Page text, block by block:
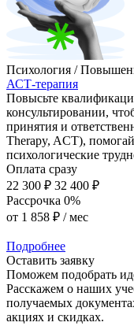
Психология /
АСТ-терапия
Повысьте
консультировании,
принятия и
Therapy, ACT),
психологические
Оплата сразу
22 300 ₽ 32 400 ₽
Рассрочка 0%
от 1 858 ₽ / мес
Подробнее
Оставить заявку
Поможем подобрать
Расскажем о наших
получаемых
акциях и скидках.